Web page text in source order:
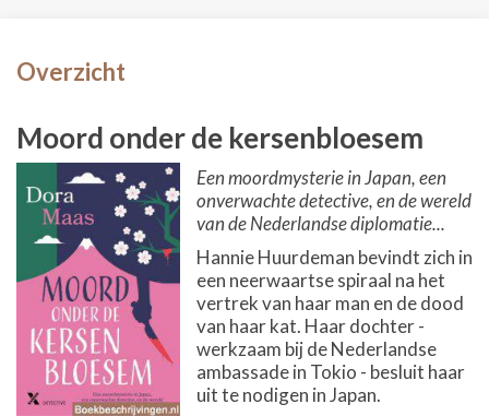
Overzicht
Moord onder de kersenbloesem
Een moordmysterie in Japan, een
onverwachte detective, en de wereld
van de Nederlandse diplomatie...
Hannie Huurdeman bevindt zich in
een neerwaartse spiraal na het
vertrek van haar man en de dood
van haar kat. Haar dochter -
werkzaam bij de Nederlandse
ambassade in Tokio - besluit haar
uit te nodigen in Japan.